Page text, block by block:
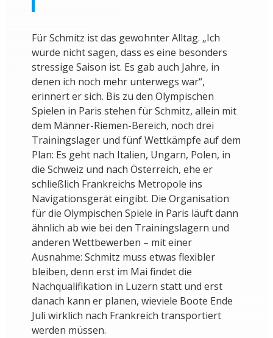
Für Schmitz ist das gewohnter Alltag. „Ich
würde nicht sagen, dass es eine besonders
stressige Saison ist. Es gab auch Jahre, in
denen ich noch mehr unterwegs war“,
erinnert er sich. Bis zu den Olympischen
Spielen in Paris stehen für Schmitz, allein mit
dem Männer-Riemen-Bereich, noch drei
Trainingslager und fünf Wettkämpfe auf dem
Plan: Es geht nach Italien, Ungarn, Polen, in
die Schweiz und nach Österreich, ehe er
schließlich Frankreichs Metropole ins
Navigationsgerät eingibt. Die Organisation
für die Olympischen Spiele in Paris läuft dann
ähnlich ab wie bei den Trainingslagern und
anderen Wettbewerben – mit einer
Ausnahme: Schmitz muss etwas flexibler
bleiben, denn erst im Mai findet die
Nachqualifikation in Luzern statt und erst
danach kann er planen, wieviele Boote Ende
Juli wirklich nach Frankreich transportiert
werden müssen.